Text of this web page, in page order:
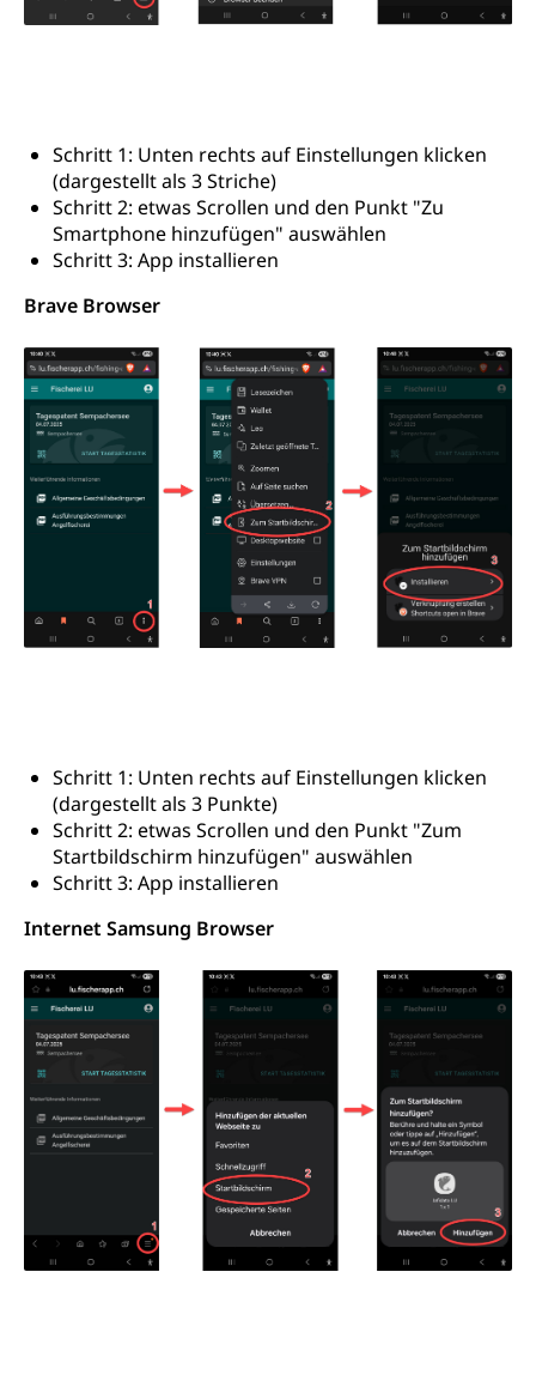
Schritt 1: Unten rechts auf Einstellungen klicken
(dargestellt als 3 Striche)
Schritt 2: etwas Scrollen und den Punkt "Zu
Smartphone hinzufügen" auswählen
Schritt 3: App installieren
Brave Browser
Schritt 1: Unten rechts auf Einstellungen klicken
(dargestellt als 3 Punkte)
Schritt 2: etwas Scrollen und den Punkt "Zum
Startbildschirm hinzufügen" auswählen
Schritt 3: App installieren
Internet Samsung Browser